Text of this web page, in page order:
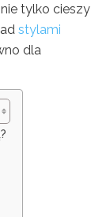
tylko cieszy
stylami
dla